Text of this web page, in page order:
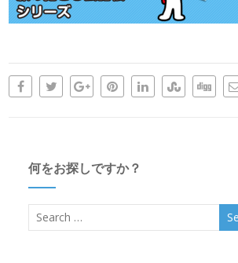
何をお探しですか？